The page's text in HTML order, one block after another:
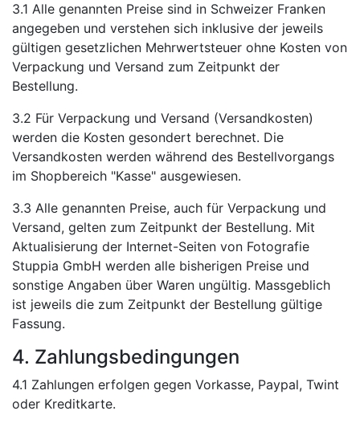
3.1 Alle genannten Preise sind in Schweizer Franken
angegeben und verstehen sich inklusive der jeweils
gültigen gesetzlichen Mehrwertsteuer ohne Kosten von
Verpackung und Versand zum Zeitpunkt der
Bestellung.
3.2 Für Verpackung und Versand (Versandkosten)
werden die Kosten gesondert berechnet. Die
Versandkosten werden während des Bestellvorgangs
im Shopbereich "Kasse" ausgewiesen.
3.3 Alle genannten Preise, auch für Verpackung und
Versand, gelten zum Zeitpunkt der Bestellung. Mit
Aktualisierung der Internet-Seiten von Fotografie
Stuppia GmbH werden alle bisherigen Preise und
sonstige Angaben über Waren ungültig. Massgeblich
ist jeweils die zum Zeitpunkt der Bestellung gültige
Fassung.
4. Zahlungsbedingungen
4.1 Zahlungen erfolgen gegen Vorkasse, Paypal, Twint
oder Kreditkarte.